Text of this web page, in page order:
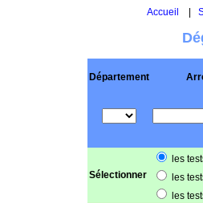
Accueil
Département
Sélectionner
les
les
les